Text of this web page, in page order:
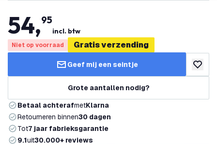
54,95
incl. btw
Niet op voorraad Gratis verzending
Geef mij een seintje
Grote aantallen nodig?
Betaal achterafmetKlarna
Retourneren binnen30 dagen
Tot7 jaar fabrieksgarantie
9.1uit30.000+ reviews